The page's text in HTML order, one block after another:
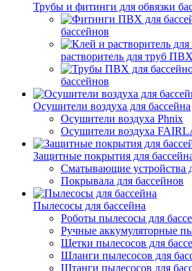
Трубы и фитинги для обвязки
бассейнов
растворитель для труб ПВХ
бассейнов
Осушители воздуха для бассейна
Осушители воздуха Phnix
Осушители воздуха
Защитные покрытия для
Сматывающие устройства
Покрывала для бассейнов
Пылесосы для бассейна
Роботы пылесосы для
Ручные аккумуляторные
Щетки пылесосов для
Шланги пылесосов для
Штанги пылесосов для